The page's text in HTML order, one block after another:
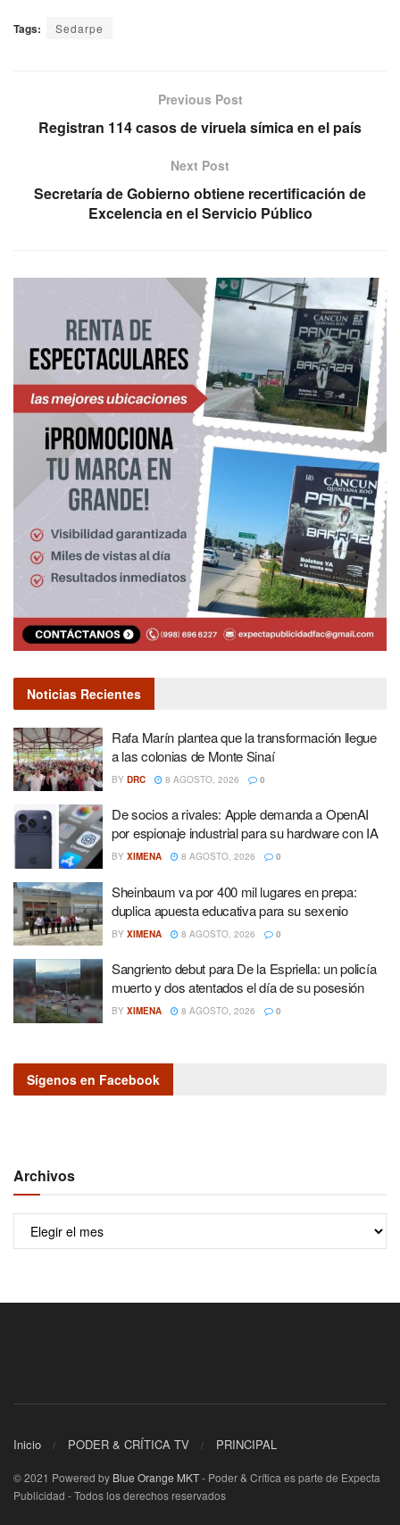
Tags: Sedarpe
Previous Post
Registran 114 casos de viruela símica en el país
Next Post
Secretaría de Gobierno obtiene recertificación de
Excelencia en el Servicio Público
Noticias Recientes
Rafa Marín plantea que la transformación llegue
a las colonias de Monte Sinaí
BY DRC 8 AGOSTO, 2026 0
De socios a rivales: Apple demanda a OpenAI
por espionaje industrial para su hardware con IA
BY XIMENA 8 AGOSTO, 2026 0
Sheinbaum va por 400 mil lugares en prepa:
duplica apuesta educativa para su sexenio
BY XIMENA 8 AGOSTO, 2026 0
Sangriento debut para De la Espriella: un policía
muerto y dos atentados el día de su posesión
BY XIMENA 8 AGOSTO, 2026 0
Sígenos en Facebook
Archivos
Inicio PODER & CRÍTICA TV PRINCIPAL
© 2021 Powered by Blue Orange MKT- Poder & Crítica es parte de Expecta
Publicidad - Todos los derechos reservados